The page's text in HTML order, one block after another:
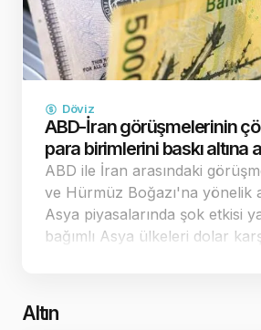
Döviz
ABD-İran görüşmelerinin
para birimlerini baskı altına
ABD ile İran arasındaki
ve Hürmüz Boğazı'na yönelik
Asya piyasalarında şok etkisi
bağımlı Asya ülkeleri dolar
Altın